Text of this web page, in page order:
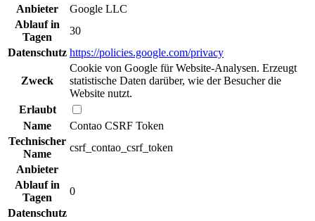
Anbieter
Google LLC
Ablauf in
Tagen
30
Datenschutz https://policies.google.com/privacy
Zweck
Cookie von Google für Website-Analysen. Erzeugt
statistische Daten darüber, wie der Besucher die
Website nutzt.
Erlaubt
Name
Contao CSRF Token
Technischer
Name
csrf_contao_csrf_token
Anbieter
Ablauf in
Tagen
0
Datenschutz